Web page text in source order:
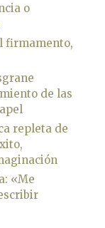
o
firmamento,
de las
repleta de
«Me